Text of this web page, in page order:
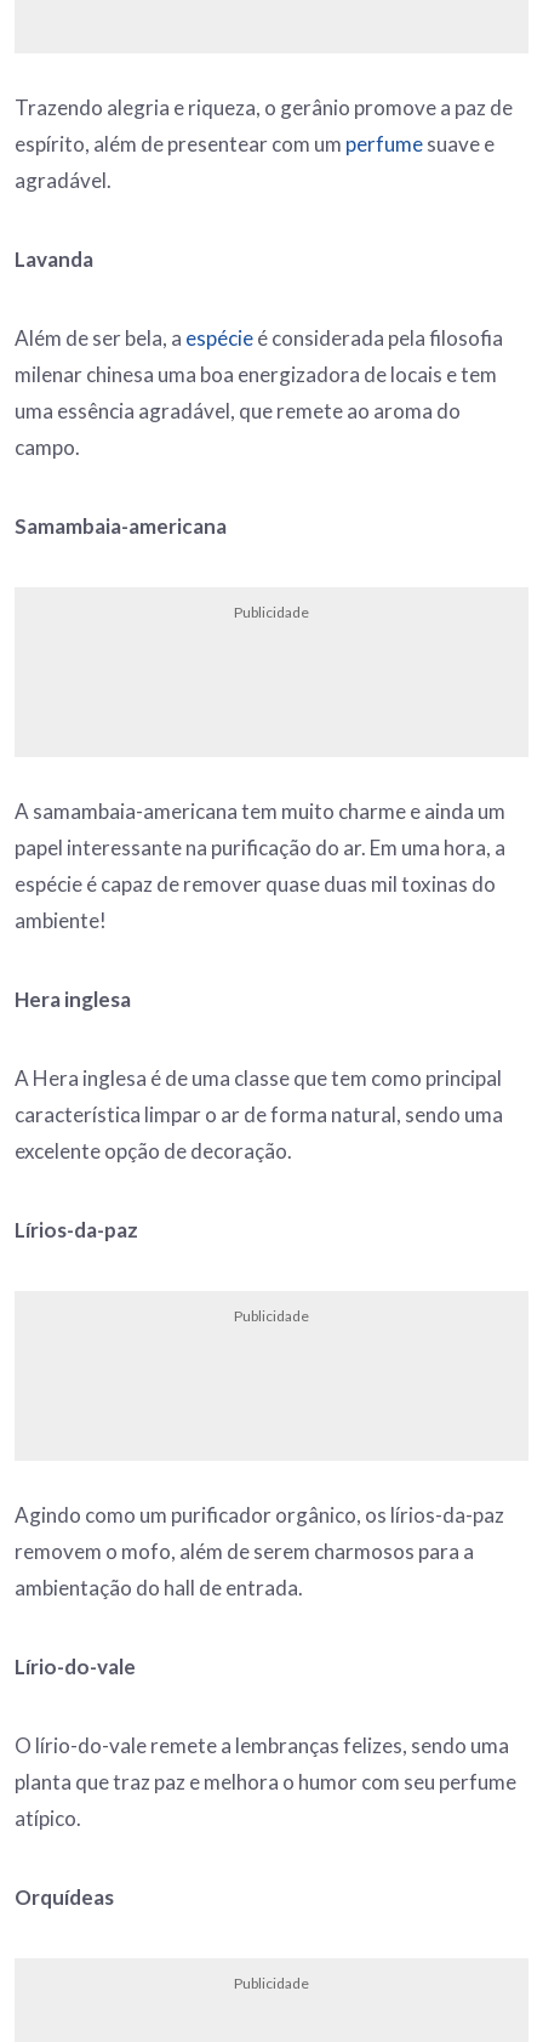
Trazendo alegria e riqueza, o gerânio promove a paz de
espírito, além de presentear com um perfumesuave e
agradável.
Lavanda
Além de ser bela, a espécieé considerada pela filosofia
milenar chinesa uma boa energizadora de locais e tem
uma essência agradável, que remete ao aroma do
campo.
Samambaia-americana
Publicidade
A samambaia-americana tem muito charme e ainda um
papel interessante na purificação do ar. Em uma hora, a
espécie é capaz de remover quase duas mil toxinas do
ambiente!
Hera inglesa
A Hera inglesa é de uma classe que tem como principal
característica limpar o ar de forma natural, sendo uma
excelente opção de decoração.
Lírios-da-paz
Publicidade
Agindo como um purificador orgânico, os lírios-da-paz
removem o mofo, além de serem charmosos para a
ambientação do hall de entrada.
Lírio-do-vale
O lírio-do-vale remete a lembranças felizes, sendo uma
planta que traz paz e melhora o humor com seu perfume
atípico.
Orquídeas
Publicidade